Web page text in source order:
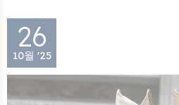
26
10월 '25